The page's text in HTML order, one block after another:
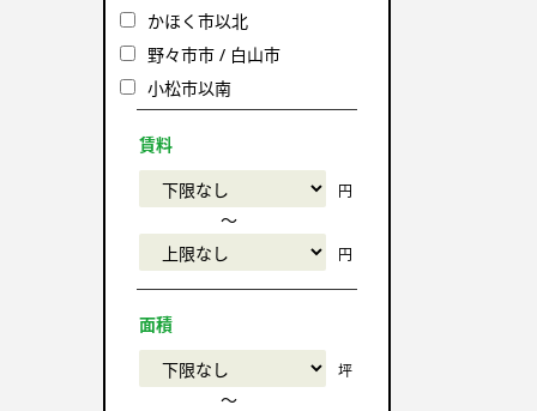
かほく市以北
野々市市 / 白山市
小松市以南
賃料
円
〜
円
面積
坪
〜